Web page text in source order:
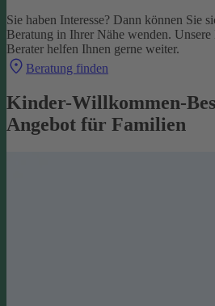
Sie haben Interesse? Dann können Sie
Beratung in Ihrer Nähe wenden.
Berater helfen Ihnen gerne weiter.
Beratung finden
Kinder-Willkommen-
Angebot für Familien